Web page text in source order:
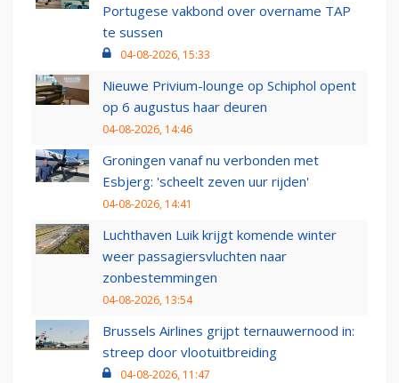
Portugese vakbond over overname TAP
te sussen
04-08-2026, 15:33
Nieuwe Privium-lounge op Schiphol opent
op 6 augustus haar deuren
04-08-2026, 14:46
Groningen vanaf nu verbonden met
Esbjerg: 'scheelt zeven uur rijden'
04-08-2026, 14:41
Luchthaven Luik krijgt komende winter
weer passagiersvluchten naar
zonbestemmingen
04-08-2026, 13:54
Brussels Airlines grijpt ternauwernood in:
streep door vlootuitbreiding
04-08-2026, 11:47